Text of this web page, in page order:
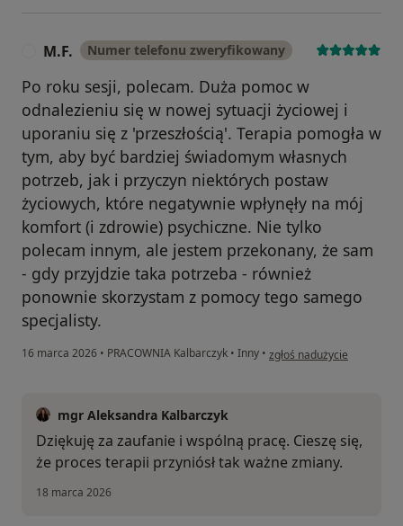
M.F. Numer telefonu zweryfikowany
Po roku sesji, polecam. Duża pomoc w
odnalezieniu się w nowej sytuacji życiowej i
uporaniu się z 'przeszłością'. Terapia pomogła w
tym, aby być bardziej świadomym własnych
potrzeb, jak i przyczyn niektórych postaw
życiowych, które negatywnie wpłynęły na mój
komfort (i zdrowie) psychiczne. Nie tylko
polecam innym, ale jestem przekonany, że sam
- gdy przyjdzie taka potrzeba - również
ponownie skorzystam z pomocy tego samego
specjalisty.
16 marca 2026 • PRACOWNIA Kalbarczyk • Inny • w opinii użytkownika M.F.
zgłoś nadużycie
mgr Aleksandra Kalbarczyk
Dziękuję za zaufanie i wspólną pracę. Cieszę się,
że proces terapii przyniósł tak ważne zmiany.
18 marca 2026